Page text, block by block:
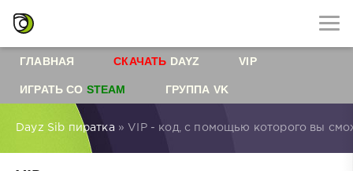
ГЛАВНАЯ СКАЧАТЬ DAYZ VIP
ИГРАТЬ СО STEAM ГРУППА VK
Dayz Sib пиратка » VIP - код, с помощью которого вы